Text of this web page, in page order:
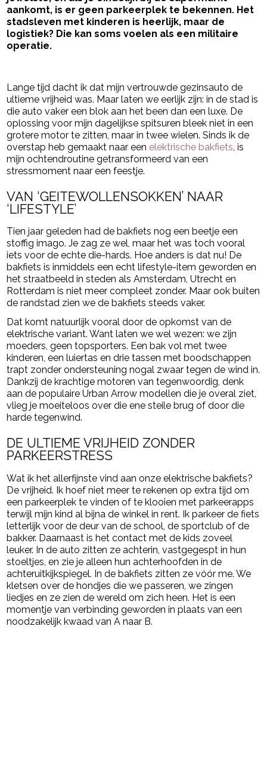
aankomt, is er geen parkeerplek te bekennen. Het
stadsleven met kinderen is heerlijk, maar de
logistiek? Die kan soms voelen als een militaire
operatie.
Lange tijd dacht ik dat mijn vertrouwde gezinsauto de
ultieme vrijheid was. Maar laten we eerlijk zijn: in de stad is
die auto vaker een blok aan het been dan een luxe. De
oplossing voor mijn dagelijkse spitsuren bleek niet in een
grotere motor te zitten, maar in twee wielen. Sinds ik de
overstap heb gemaakt naar een elektrische bakfiets, is
mijn ochtendroutine getransformeerd van een
stressmoment naar een feestje.
VAN ‘GEITEWOLLENSOKKEN’ NAAR
‘LIFESTYLE’
Tien jaar geleden had de bakfiets nog een beetje een
stoffig imago. Je zag ze wel, maar het was toch vooral
iets voor de echte die-hards. Hoe anders is dat nu! De
bakfiets is inmiddels een echt lifestyle-item geworden en
het straatbeeld in steden als Amsterdam, Utrecht en
Rotterdam is niet meer compleet zonder. Maar ook buiten
de randstad zien we de bakfiets steeds vaker.
Dat komt natuurlijk vooral door de opkomst van de
elektrische variant. Want laten we wel wezen: we zijn
moeders, geen topsporters. Een bak vol met twee
kinderen, een luiertas en drie tassen met boodschappen
trapt zonder ondersteuning nogal zwaar tegen de wind in.
Dankzij de krachtige motoren van tegenwoordig, denk
aan de populaire Urban Arrow modellen die je overal ziet,
vlieg je moeiteloos over die ene steile brug of door die
harde tegenwind.
DE ULTIEME VRIJHEID ZONDER
PARKEERSTRESS
Wat ik het allerfijnste vind aan onze elektrische bakfiets?
De vrijheid. Ik hoef niet meer te rekenen op extra tijd om
een parkeerplek te vinden of te klooien met parkeerapps
terwijl mijn kind al bijna de winkel in rent. Ik parkeer de fiets
letterlijk voor de deur van de school, de sportclub of de
bakker. Daarnaast is het contact met de kids zoveel
leuker. In de auto zitten ze achterin, vastgegespt in hun
stoeltjes, en zie je alleen hun achterhoofden in de
achteruitkijkspiegel. In de bakfiets zitten ze vóór me. We
kletsen over de hondjes die we passeren, we zingen
liedjes en ze zien de wereld om zich heen. Het is een
momentje van verbinding geworden in plaats van een
noodzakelijk kwaad van A naar B.